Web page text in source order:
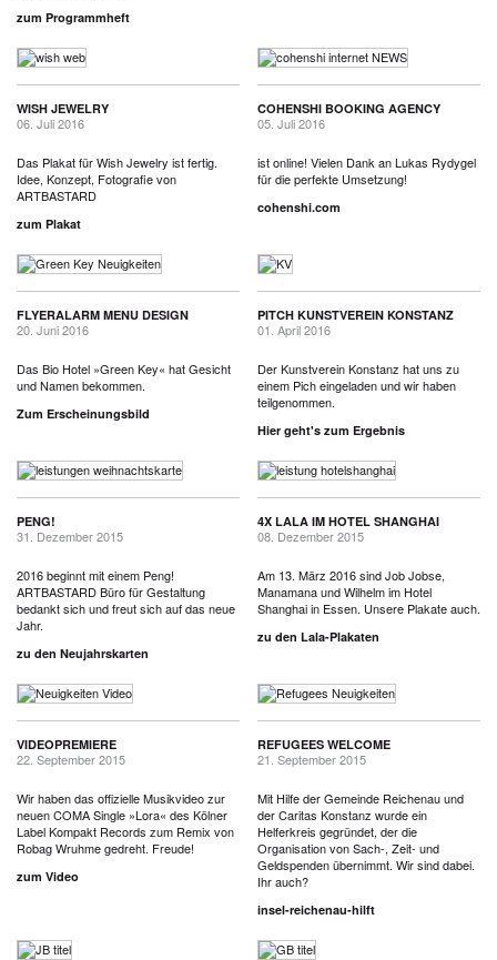
zum Programmheft
WISH JEWELRY
06. Juli 2016
Das Plakat für Wish Jewelry ist fertig.
Idee, Konzept, Fotografie von
ARTBASTARD
zum Plakat
COHENSHI BOOKING AGENCY
05. Juli 2016
ist online! Vielen Dank an Lukas Rydygel
für die perfekte Umsetzung!
cohenshi.com
FLYERALARM MENU DESIGN
20. Juni 2016
Das Bio Hotel »Green Key« hat Gesicht
und Namen bekommen.
Zum Erscheinungsbild
PITCH KUNSTVEREIN KONSTANZ
01. April 2016
Der Kunstverein Konstanz hat uns zu
einem Pich eingeladen und wir haben
teilgenommen.
Hier geht's zum Ergebnis
PENG!
31. Dezember 2015
2016 beginnt mit einem Peng!
ARTBASTARD Büro für Gestaltung
bedankt sich und freut sich auf das neue
Jahr.
zu den Neujahrskarten
4X LALA IM HOTEL SHANGHAI
08. Dezember 2015
Am 13. März 2016 sind Job Jobse,
Manamana und Wilhelm im Hotel
Shanghai in Essen. Unsere Plakate auch.
zu den Lala-Plakaten
VIDEOPREMIERE
22. September 2015
Wir haben das offizielle Musikvideo zur
neuen COMA Single »Lora« des Kölner
Label Kompakt Records zum Remix von
Robag Wruhme gedreht. Freude!
zum Video
REFUGEES WELCOME
21. September 2015
Mit Hilfe der Gemeinde Reichenau und
der Caritas Konstanz wurde ein
Helferkreis gegründet, der die
Organisation von Sach-, Zeit- und
Geldspenden übernimmt. Wir sind dabei.
Ihr auch?
insel-reichenau-hilft